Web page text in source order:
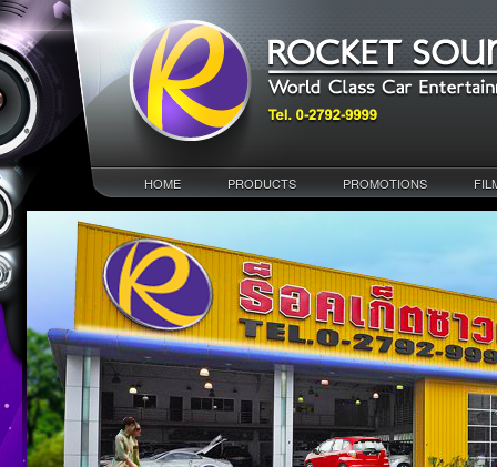
HOME PRODUCTS PROMOTIONS